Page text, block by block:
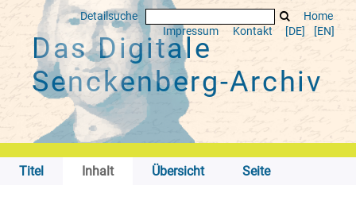
Detailsuche
Home
Impressum
Kontakt [DE] [EN]
Das Digitale
Senckenberg-Archiv
Titel Inhalt Übersicht Seite